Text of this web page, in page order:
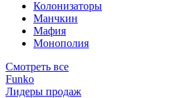
Колонизаторы
Манчкин
Мафия
Монополия
Смотреть все
Funko
Лидеры продаж